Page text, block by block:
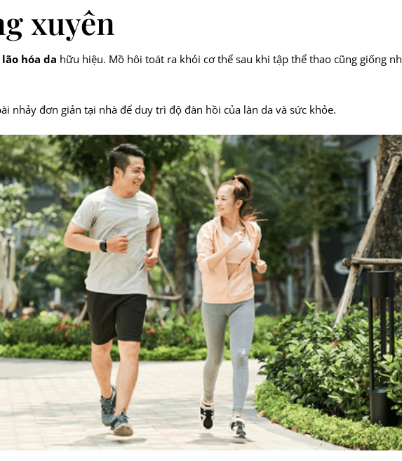
xuyên
hóa da hữu hiệu. Mồ hôi toát ra khỏi cơ thể sau khi tập thể thao cũng giống
nhảy đơn giản tại nhà để duy trì độ đàn hồi của làn da và sức khỏe.